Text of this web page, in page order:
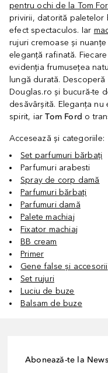
pentru ochi de la Tom
privirii, datorită paletelor
efect spectaculos. Iar
rujuri cremoase și
eleganță rafinată.
evidenția frumusețea
lungă durată. Descoperă
Douglas.ro și bucură-te
desăvârșită. Eleganța
spirit, iarTom Ford o
Accesează și categoriile:
Set parfumuri bărbați
Parfumuri arabesti
Spray de corp damă
Parfumuri bărbați
Parfumuri damă
Palete machiaj
Fixator machiaj
BB cream
Primer
Gene false și accesorii
Set rujuri
Luciu de buze
Balsam de buze
Abonează-te la